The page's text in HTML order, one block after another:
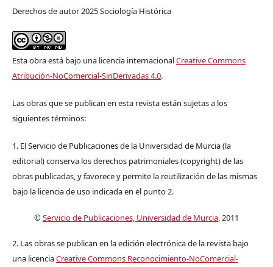
Derechos de autor 2025 Sociología Histórica
Esta obra está bajo una licencia internacionalCreative Commons
Atribución-NoComercial-SinDerivadas 4.0.
Las obras que se publican en esta revista están sujetas a los
siguientes términos:
1. El Servicio de Publicaciones de la Universidad de Murcia (la
editorial) conserva los derechos patrimoniales (copyright) de las
obras publicadas, y favorece y permite la reutilización de las mismas
bajo la licencia de uso indicada en el punto 2.
©Servicio de Publicaciones, Universidad de Murcia, 2011
2. Las obras se publican en la edición electrónica de la revista bajo
una licenciaCreative Commons Reconocimiento-NoComercial-